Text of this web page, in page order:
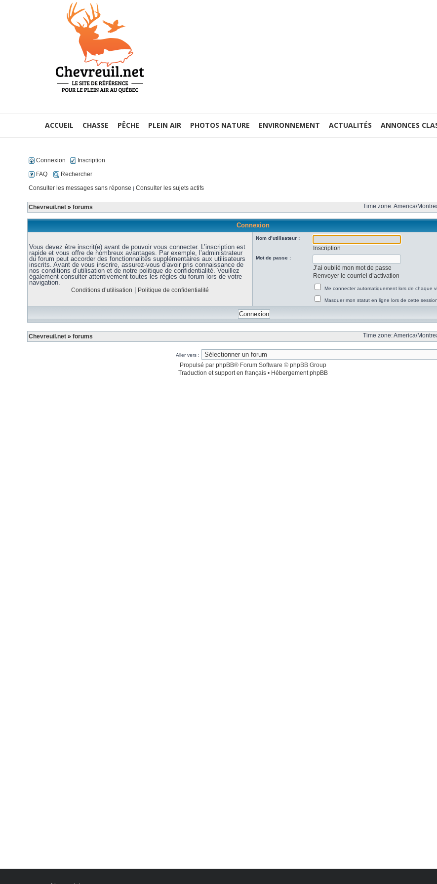
ACCUEIL CHASSE PÊCHE PLEIN AIR PHOTOS NATURE ENVIRONNEMENT ACTUALITÉS ANNONCES
Connexion
Inscription
FAQ
Rechercher
Consulter les messages sans réponse | Consulter les sujets actifs
Chevreuil.net » forums Time zone: America/
Connexion
Vous devez être inscrit(e) avant de pouvoir vous connecter. L’inscription est
rapide et vous offre de nombreux avantages. Par exemple, l’administrateur
du forum peut accorder des fonctionnalités supplémentaires aux utilisateurs
inscrits. Avant de vous inscrire, assurez-vous d’avoir pris connaissance de
nos conditions d’utilisation et de notre politique de confidentialité. Veuillez
également consulter attentivement toutes les règles du forum lors de votre
navigation.
Conditions d’utilisation Politique de confidentialité
Nom d’utilisateur :
Inscription
Mot de passe :
J’ai oublié mon mot de passe
Renvoyer le courriel d’activation
Me connecter automatiquement lors de chaque
Masquer mon statut en ligne lors de cette session
Chevreuil.net » forums Time zone: America/
Aller vers :
Propulsé par phpBB® Forum Software © phpBB Group
Traduction et support en français• Hébergement phpBB